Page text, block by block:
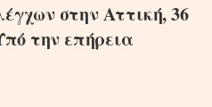
στην Αττική, 36
την επήρεια